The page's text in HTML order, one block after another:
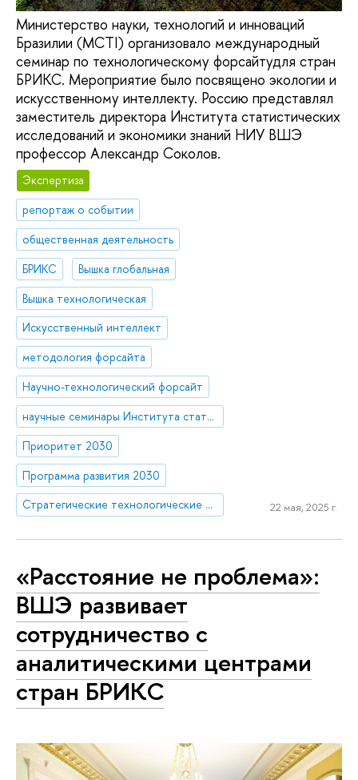
Министерство науки, технологий и инноваций
Бразилии (MCTI) организовало международный
семинар по технологическому форсайтудля стран
БРИКС. Мероприятие было посвящено экологии и
искусственному интеллекту. Россию представлял
заместитель директора Института статистических
исследований и экономики знаний НИУ ВШЭ
профессор Александр Соколов.
Экспертиза
репортаж о событии
общественная деятельность
БРИКС
Вышка глобальная
Вышка технологическая
Искусственный интеллект
методология форсайта
Научно-технологический форсайт
научные семинары Института статистических исследований и экономики знаний (ИСИЭЗ)
Приоритет 2030
Программа развития 2030
Стратегические технологические проекты
22 мая, 2025 г.
«Расстояние не проблема»:
ВШЭ развивает
сотрудничество с
аналитическими центрами
стран БРИКС